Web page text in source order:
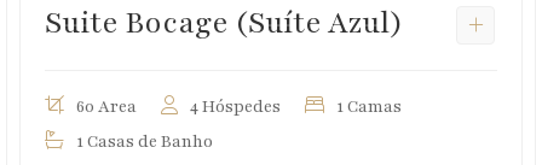
Suite Bocage (Suíte Azul)
60 Area 4 Hóspedes
1 Camas
1 Casas de Banho